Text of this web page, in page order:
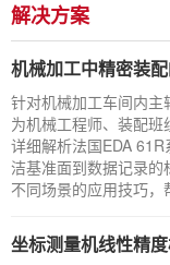
解决方案
机械加工中精密装配的水平度控制：如何
针对机械加工车间内主
为机械工程师、装配班
详细解析法国EDA
洁基准面到数据记录
不同场景的应用技巧
坐标测量机线性精度校正：KOBA步